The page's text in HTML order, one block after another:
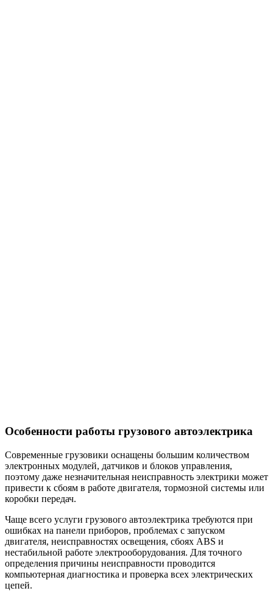
Особенности работы грузового автоэлектрика
Современные грузовики оснащены большим количеством
электронных модулей, датчиков и блоков управления,
поэтому даже незначительная неисправность электрики может
привести к сбоям в работе двигателя, тормозной системы или
коробки передач.
Чаще всего услуги грузового автоэлектрика требуются при
ошибках на панели приборов, проблемах с запуском
двигателя, неисправностях освещения, сбоях ABS и
нестабильной работе электрооборудования. Для точного
определения причины неисправности проводится
компьютерная диагностика и проверка всех электрических
цепей.